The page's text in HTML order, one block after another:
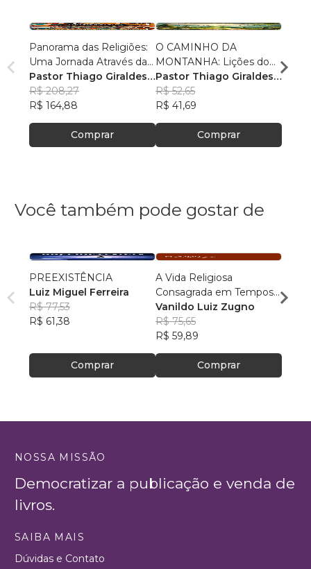
Panorama das Religiões:
Uma Jornada Através da
Diversidade Espiritual
Pastor Thiago Giraldes
Sanchez
R$ 208,27
R$ 164,88
Comprar
O CAMINHO DA
MONTANHA: Lições do
Sermão de Jesus
Pastor Thiago Giraldes
Sanchez
R$ 52,65
R$ 41,69
Comprar
O
no
Você também pode gostar de
PREEXISTÊNCIA
Luiz Miguel Ferreira
R$ 77,53
R$ 61,38
Comprar
A Vida Religiosa
Consagrada em Tempos
de Papa Francisco
Vanildo Luiz Zugno
R$ 75,65
R$ 59,89
Comprar
NOSSA MISSÃO
Democratizar a publicação e venda de
livros.
SAIBA MAIS
Dúvidas e Contato